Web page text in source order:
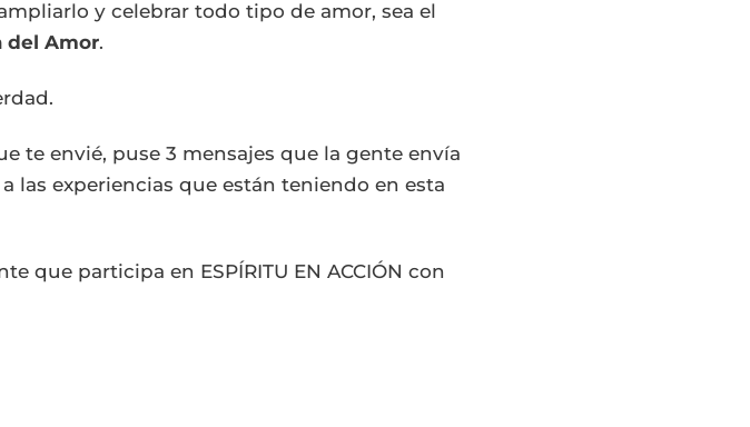
y celebrar todo tipo de amor, sea el
del Amor.
te envié, puse 3 mensajes que la gente envía
las experiencias que están teniendo en esta
que participa en ESPÍRITU EN ACCIÓN con